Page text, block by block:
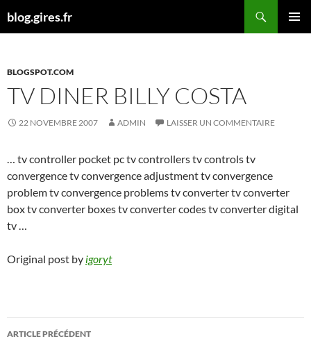
aublog.gires.fr
BLOGSPOT.COM
TV DINER BILLY COSTA
22 NOVEMBRE 2007 ADMIN LAISSER UN COMMENTAIRE
… tv controller pocket pc tv controllers tv controls tv
convergence tv convergence adjustment tv convergence
problem tv convergence problems tv converter tv converter
box tv converter boxes tv converter codes tv converter digital
tv …
Original post by igoryt
Navigation
ARTICLE PRÉCÉDENT